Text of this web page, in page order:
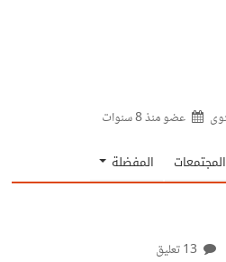
عضو منذ8 سنوات
المجتمعات المفضلة